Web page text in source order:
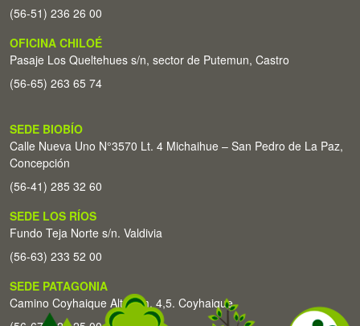
(56-51) 236 26 00
OFICINA CHILOÉ
Pasaje Los Queltehues s/n, sector de Putemun, Castro
(56-65) 263 65 74
SEDE BIOBÍO
Calle Nueva Uno N°3570 Lt. 4 Michaihue – San Pedro de La Paz,
Concepción
(56-41) 285 32 60
SEDE LOS RÍOS
Fundo Teja Norte s/n. Valdivia
(56-63) 233 52 00
SEDE PATAGONIA
Camino Coyhaique Alto Km. 4,5. Coyhaique